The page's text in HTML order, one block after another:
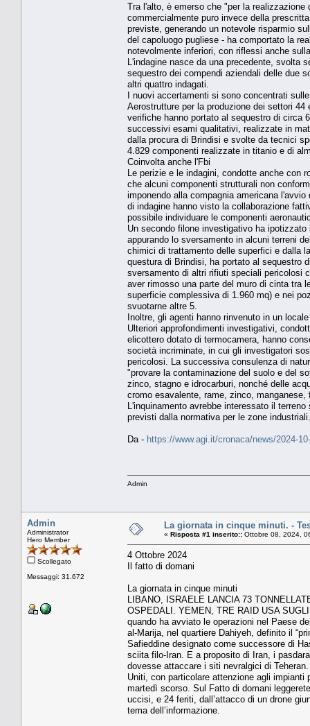
Tra l'alto, è emerso che "per la
commercialmente puro invece della
previste, generando un notevole risparmio
del capoluogo pugliese - ha comportato la
notevolmente inferiori, con riflessi anche
L'indagine nasce da una precedente, svolta
sequestro dei compendi aziendali delle due
altri quattro indagati.
I nuovi accertamenti si sono concentrati
Aerostrutture per la produzione dei settori
verifiche hanno portato al sequestro di circa
successivi esami qualitativi, realizzate in
dalla procura di Brindisi e svolte da tecnici
4.829 componenti realizzate in titanio e di
Coinvolta anche l'Fbi
Le perizie e le indagini, condotte anche con
che alcuni componenti strutturali non
imponendo alla compagnia americana
di indagine hanno visto la collaborazione
possibile individuare le componenti
Un secondo filone investigativo ha
appurando lo sversamento in alcuni terreni
chimici di trattamento delle superfici e dalla
questura di Brindisi, ha portato al sequestro
sversamento di altri rifiuti speciali pericolosi
aver rimosso una parte del muro di cinta tra
superficie complessiva di 1.960 mq) e nei
svuotarne altre 5.
Inoltre, gli agenti hanno rinvenuto in un
Ulteriori approfondimenti investigativi,
elicottero dotato di termocamera, hanno
società incriminate, in cui gli investigatori
pericolosi. La successiva consulenza di
"provare la contaminazione del suolo e del
zinco, stagno e idrocarburi, nonché delle
cromo esavalente, rame, zinco,
L'inquinamento avrebbe interessato il
previsti dalla normativa per le zone industriali.
Da - https://www.agi.it/cronaca/news/2024-
Admin
Admin
Administrator
Hero Member
Scollegato
Messaggi: 31.672
La giornata in cinque minuti. -
« Risposta #1 inserito:: Ottobre 08, 2024,
4 Ottobre 2024
Il fatto di domani
La giornata in cinque minuti
LIBANO, ISRAELE LANCIA 73
OSPEDALI. YEMEN, TRE RAID USA
quando ha avviato le operazioni nel Paese
al-Marija, nel quartiere Dahiyeh, definito il
Safieddine designato come successore di
sciita filo-Iran. E a proposito di Iran, i
dovesse attaccare i siti nevralgici di
Uniti, con particolare attenzione agli
martedì scorso. Sul Fatto di domani
uccisi, e 24 feriti, dall’attacco di un drone
tema dell’informazione.